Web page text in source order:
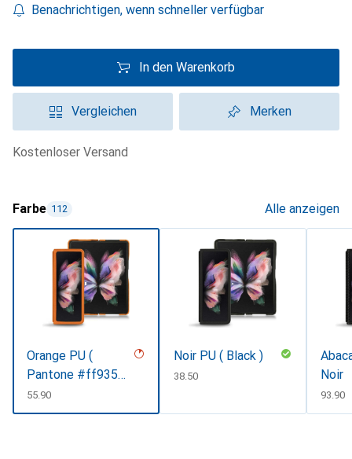
Benachrichtigen, wenn schneller verfügbar
In den Warenkorb
Vergleichen Merken
kostenloser Versand
Farbe 112 Alle anzeigen
Orange PU (
Pantone #ff9351
)CHF
55.90
Noir PU ( Black )
CHF
38.50
Noir
CHF
93.90